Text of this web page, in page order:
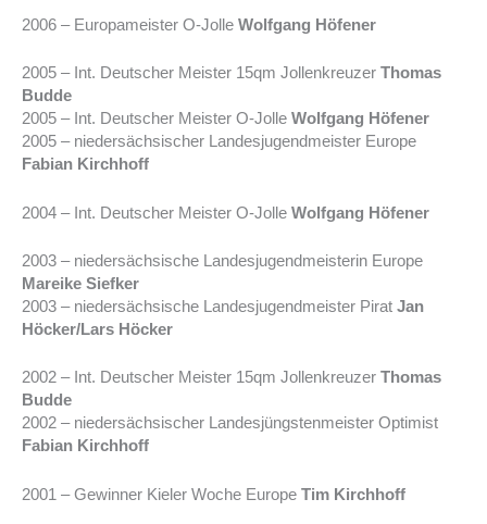
2006 – Europameister O-Jolle Wolfgang Höfener
2005 – Int. Deutscher Meister 15qm Jollenkreuzer Thomas
Budde
2005 – Int. Deutscher Meister O-Jolle Wolfgang Höfener
2005 – niedersächsischer Landesjugendmeister Europe
Fabian Kirchhoff
2004 – Int. Deutscher Meister O-Jolle Wolfgang Höfener
2003 – niedersächsische Landesjugendmeisterin Europe
Mareike Siefker
2003 – niedersächsische Landesjugendmeister Pirat Jan
Höcker/Lars Höcker
2002 – Int. Deutscher Meister 15qm Jollenkreuzer Thomas
Budde
2002 – niedersächsischer Landesjüngstenmeister Optimist
Fabian Kirchhoff
2001 – Gewinner Kieler Woche Europe Tim Kirchhoff